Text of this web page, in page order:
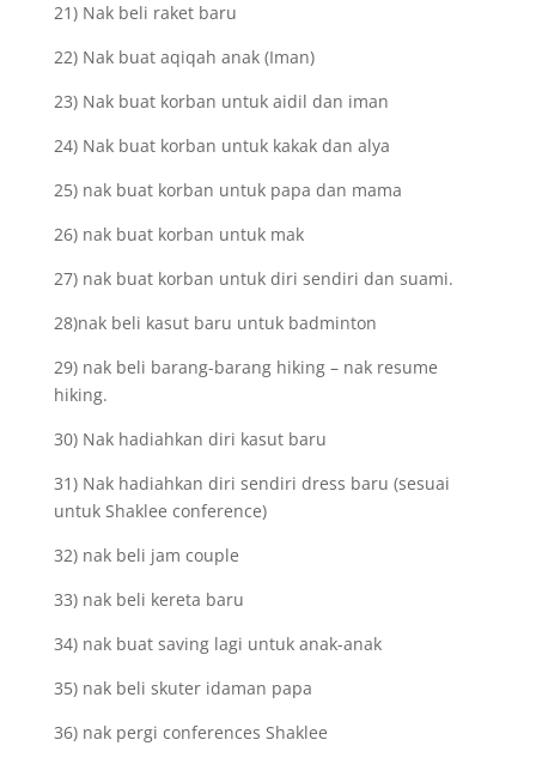
21) Nak beli raket baru
22) Nak buat aqiqah anak (Iman)
23) Nak buat korban untuk aidil dan iman
24) Nak buat korban untuk kakak dan alya
25) nak buat korban untuk papa dan mama
26) nak buat korban untuk mak
27) nak buat korban untuk diri sendiri dan suami.
28)nak beli kasut baru untuk badminton
29) nak beli barang-barang hiking – nak resume
hiking.
30) Nak hadiahkan diri kasut baru
31) Nak hadiahkan diri sendiri dress baru (sesuai
untuk Shaklee conference)
32) nak beli jam couple
33) nak beli kereta baru
34) nak buat saving lagi untuk anak-anak
35) nak beli skuter idaman papa
36) nak pergi conferences Shaklee